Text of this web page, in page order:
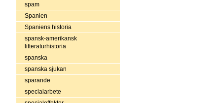
spam
Spanien
Spaniens historia
spansk-amerikansk
litteraturhistoria
spanska
spanska sjukan
sparande
specialarbete